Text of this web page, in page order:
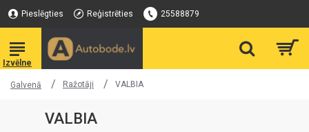
Pieslēgties Reģistrēties 25588879
Galvenā Ražotāji VALBIA
VALBIA